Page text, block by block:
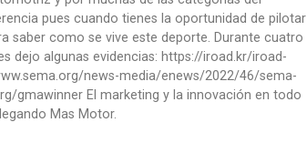
pues cuando tienes la oportunidad de pilotar
saber como se vive este deporte. Durante cuatro
dejo algunas evidencias: https://iroad.kr/iroad-
news-media/enews/2022/46/sema-
gmawinner El marketing y la innovación en todo
Mas Motor.